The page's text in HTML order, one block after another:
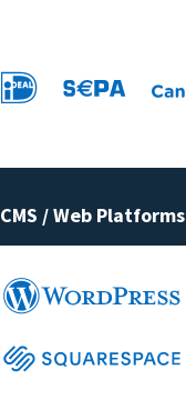
CMS / Web Platforms